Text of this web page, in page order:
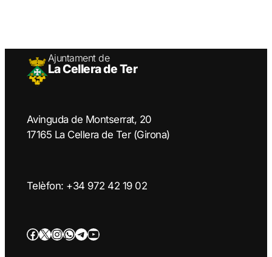
Ajuntament de
La Cellera de Ter
Avinguda de Montserrat, 20
17165 La Cellera de Ter (Girona)
Telèfon: +34 972 42 19 02
Facebook Twitter/X InstagramWhatsApp TelegramYouTube